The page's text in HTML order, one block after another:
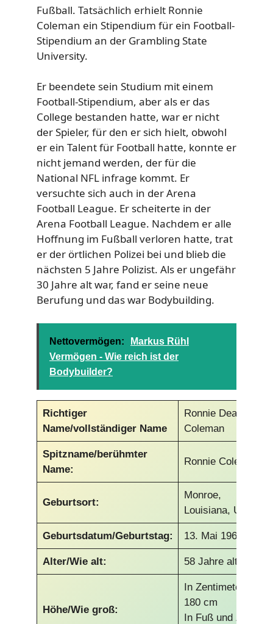
Fußball. Tatsächlich erhielt Ronnie
Coleman ein Stipendium für ein Football-
Stipendium an der Grambling State
University.
Er beendete sein Studium mit einem
Football-Stipendium, aber als er das
College bestanden hatte, war er nicht
der Spieler, für den er sich hielt, obwohl
er ein Talent für Football hatte, konnte er
nicht jemand werden, der für die
National NFL infrage kommt. Er
versuchte sich auch in der Arena
Football League. Er scheiterte in der
Arena Football League. Nachdem er alle
Hoffnung im Fußball verloren hatte, trat
er der örtlichen Polizei bei und blieb die
nächsten 5 Jahre Polizist. Als er ungefähr
30 Jahre alt war, fand er seine neue
Berufung und das war Bodybuilding.
Nettovermögen:
Markus Rühl
Vermögen - Wie reich ist der
Bodybuilder?
Richtiger
Name/vollständiger Name
Ronnie Dean
Coleman
Spitzname/berühmter
Name:
Ronnie Coleman
Geburtsort:
Monroe,
Louisiana, USA
Geburtsdatum/Geburtstag: 13. Mai 1964
Alter/Wie alt: 58 Jahre alt
Höhe/Wie groß:
In Zentimetern –
180 cm
In Fuß und Zoll –